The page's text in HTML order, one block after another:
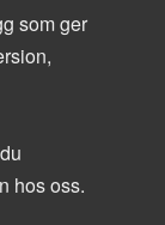
som ger
hos oss.